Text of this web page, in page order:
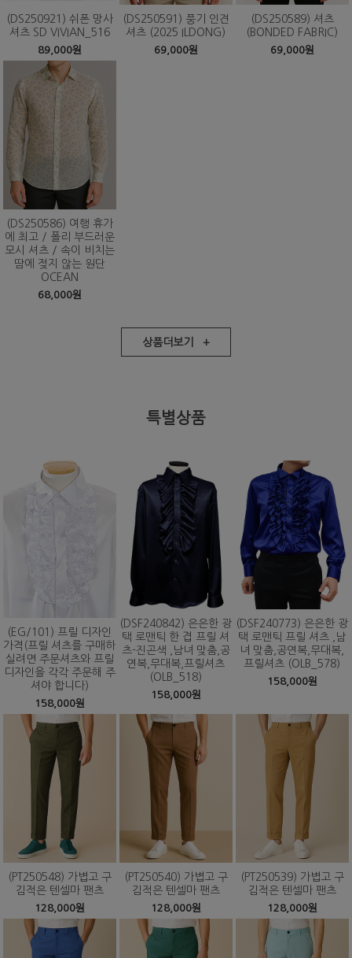
(DS250921) 쉬폰 망사
셔츠 SD VIVIAN_516
89,000원
(DS250591) 풍기 인견
셔츠 (2025 ILDONG)
69,000원
(DS250589) 셔츠
(BONDED FABRIC)
69,000원
(DS250586) 여행 휴가
에 최고 / 폴리 부드러운
모시 셔츠 / 속이 비치는
땀에 젖지 않는 원단
OCEAN
68,000원
상품더보기 +
특별상품
(EG/101) 프릴 디자인
가격(프릴 셔츠를 구매하
실려면 주문셔츠와 프릴
디자인을 각각 주문해 주
셔야 합니다)
158,000원
(DSF240842) 은은한 광
택 로맨틱 한 겹 프릴 셔
츠-진곤색 ,남녀 맞춤,공
연복,무대복,프릴셔츠
(OLB_518)
158,000원
(DSF240773) 은은한 광
택 로맨틱 프릴 셔츠 ,남
녀 맞춤,공연복,무대복,
프릴셔츠 (OLB_578)
158,000원
(PT250548) 가볍고 구
김적은 텐셀마 팬츠
128,000원
(PT250540) 가볍고 구
김적은 텐셀마 팬츠
128,000원
(PT250539) 가볍고 구
김적은 텐셀마 팬츠
128,000원